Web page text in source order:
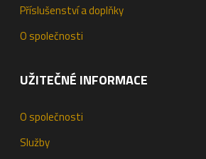
Příslušenství a doplňky
O společnosti
UŽITEČNÉ INFORMACE
O společnosti
Služby